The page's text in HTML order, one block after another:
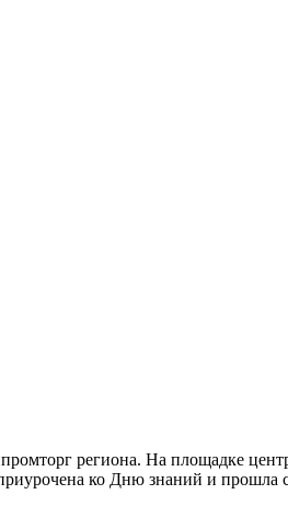
региона. На площадке
ко Дню знаний и прошла